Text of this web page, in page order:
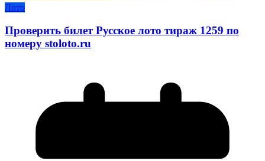
Лото
Проверить билет Русское лото тираж 1259 по
номеру stoloto.ru